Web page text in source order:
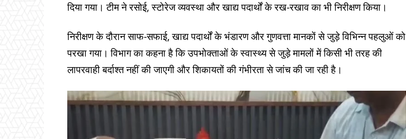
दिया गया। टीम ने रसोई, स्टोरेज व्यवस्था और खाद्य पदार्थों के रख-रखाव का भी निरीक्षण किया।
निरीक्षण के दौरान साफ-सफाई, खाद्य पदार्थों के भंडारण और गुणवत्ता मानकों से जुड़े विभिन्न पहलुओं को
परखा गया। विभाग का कहना है कि उपभोक्ताओं के स्वास्थ्य से जुड़े मामलों में किसी भी तरह की
लापरवाही बर्दाश्त नहीं की जाएगी और शिकायतों की गंभीरता से जांच की जा रही है।